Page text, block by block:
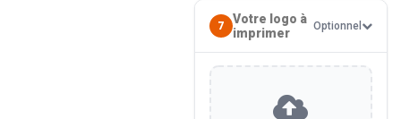
7
Votre logo à
imprimer
Optionnel